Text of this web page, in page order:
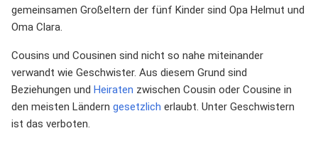
gemeinsamen Großeltern der fünf Kinder sind Opa Helmut und
Oma Clara.
Cousins und Cousinen sind nicht so nahe miteinander
verwandt wie Geschwister. Aus diesem Grund sind
Beziehungen und Heiraten zwischen Cousin oder Cousine in
den meisten Ländern gesetzlich erlaubt. Unter Geschwistern
ist das verboten.